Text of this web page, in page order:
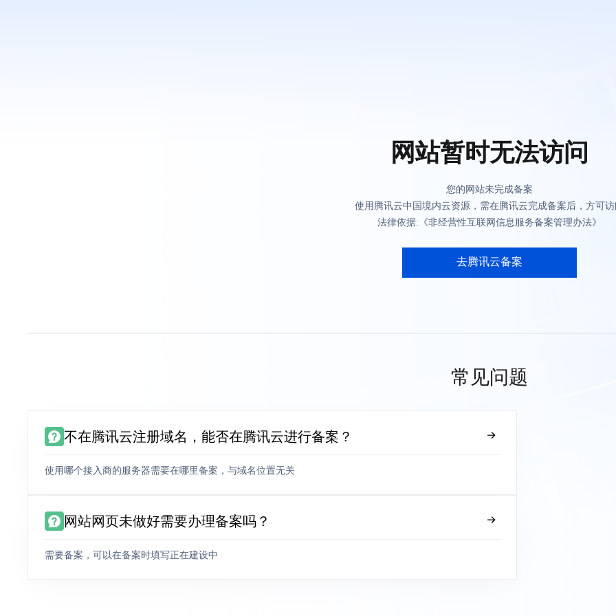
网站暂时无法访问
您的网站未完成备案
使用腾讯云中国境内云资源，需在腾讯云完成备案后，方可
法律依据:《非经营性互联网信息服务备案管理办法》
去腾讯云备案
常见问题
不在腾讯云注册域名，能否在腾讯云进行备案？
使用哪个接入商的服务器需要在哪里备案，与域名位置无关
网站网页未做好需要办理备案吗？
需要备案，可以在备案时填写正在建设中